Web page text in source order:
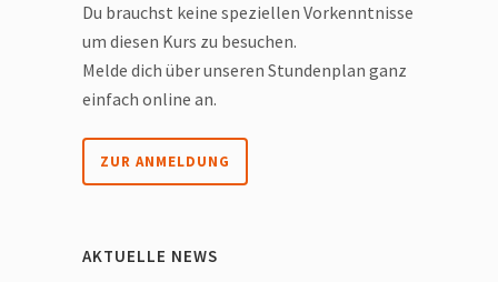
Du brauchst keine speziellen Vorkenntnisse
um diesen Kurs zu besuchen.
Melde dich über unseren Stundenplan ganz
einfach online an.
ZUR ANMELDUNG
AKTUELLE NEWS